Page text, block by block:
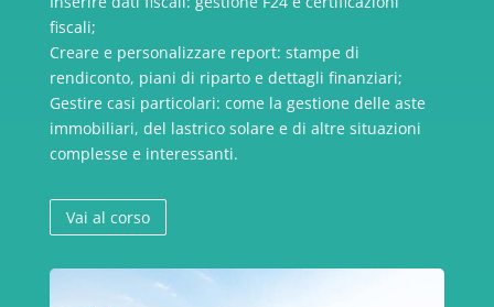
fiscali;
Creare e personalizzare report: stampe di
rendiconto, piani di riparto e dettagli finanziari;
Gestire casi particolari: come la gestione delle aste
immobiliari, del lastrico solare e di altre situazioni
complesse e interessanti.
Vai al corso